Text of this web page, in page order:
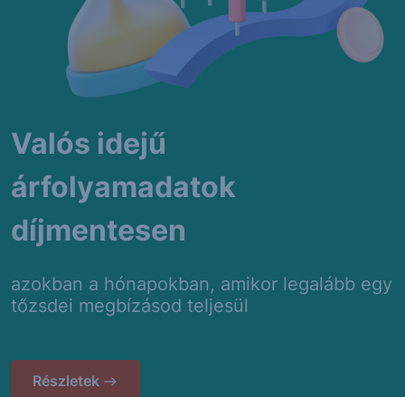
Valós idejű
árfolyamadatok
díjmentesen
azokban a hónapokban, amikor legalább egy
tőzsdei megbízásod teljesül
Részletek